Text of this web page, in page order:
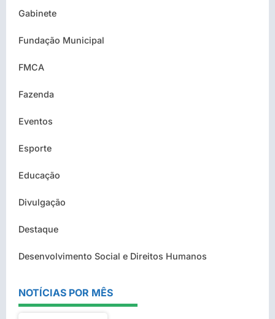
Gabinete
Fundação Municipal
FMCA
Fazenda
Eventos
Esporte
Educação
Divulgação
Destaque
Desenvolvimento Social e Direitos Humanos
NOTÍCIAS POR MÊS